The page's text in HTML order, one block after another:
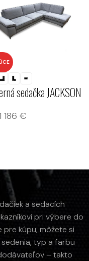
sedačka JACKSON
186 €
a sedacích
pri výbere do
kúpu, môžete si
typ a farbu
– takto